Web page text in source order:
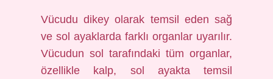
Vücudu dikey olarak temsil eden sağ
ve sol ayaklarda farklı organlar uyarılır.
Vücudun sol tarafındaki tüm organlar,
özellikle kalp, sol ayakta temsil